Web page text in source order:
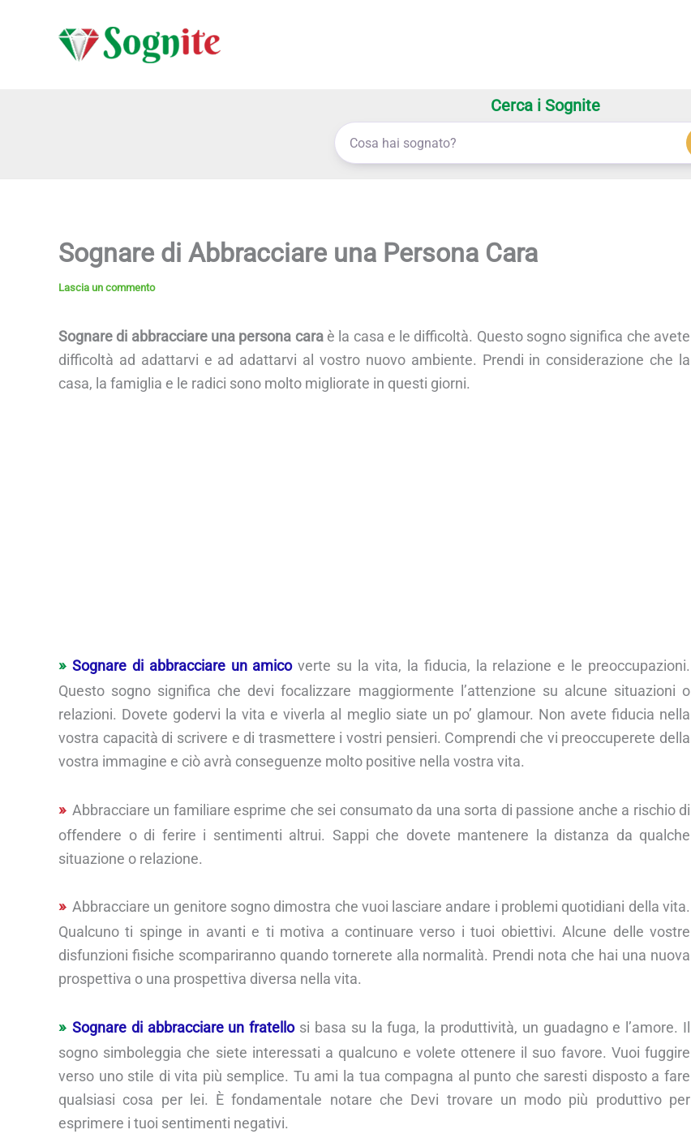
Cerca i Sognite
Sognare di Abbracciare una Persona Cara
Lascia un commento
Sognare di abbracciare una persona caraè la casa e le difficoltà. Questo sogno significa che avete
difficoltà ad adattarvi e ad adattarvi al vostro nuovo ambiente. Prendi in considerazione che la
casa, la famiglia e le radici sono molto migliorate in questi giorni.
Sognare di abbracciare un amicoverte su la vita, la fiducia, la relazione e le preoccupazioni.
Questo sogno significa che devi focalizzare maggiormente l’attenzione su alcune situazioni o
relazioni. Dovete godervi la vita e viverla al meglio siate un po’ glamour. Non avete fiducia nella
vostra capacità di scrivere e di trasmettere i vostri pensieri. Comprendi che vi preoccuperete della
vostra immagine e ciò avrà conseguenze molto positive nella vostra vita.
Abbracciare un familiare esprime che sei consumato da una sorta di passione anche a rischio di
offendere o di ferire i sentimenti altrui. Sappi che dovete mantenere la distanza da qualche
situazione o relazione.
Abbracciare un genitore sogno dimostra che vuoi lasciare andare i problemi quotidiani della vita.
Qualcuno ti spinge in avanti e ti motiva a continuare verso i tuoi obiettivi. Alcune delle vostre
disfunzioni fisiche scompariranno quando tornerete alla normalità. Prendi nota che hai una nuova
prospettiva o una prospettiva diversa nella vita.
Sognare di abbracciare un fratellosi basa su la fuga, la produttività, un guadagno e l’amore. Il
sogno simboleggia che siete interessati a qualcuno e volete ottenere il suo favore. Vuoi fuggire
verso uno stile di vita più semplice. Tu ami la tua compagna al punto che saresti disposto a fare
qualsiasi cosa per lei. È fondamentale notare che Devi trovare un modo più produttivo per
esprimere i tuoi sentimenti negativi.